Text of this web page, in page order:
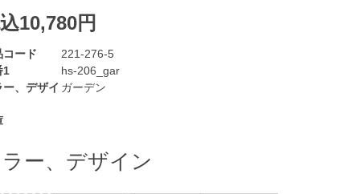
10,780円
コード
221-276-5
1
hs-206_gar
ー、デザイ ガーデン
ー、デザイン